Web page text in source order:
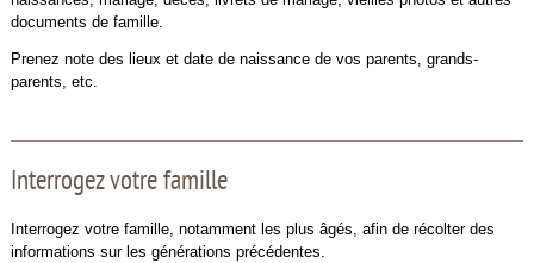
documents de famille.
Prenez note des lieux et date de naissance de vos parents, grands-
parents, etc.
Interrogez votre famille
Interrogez votre famille, notamment les plus âgés, afin de récolter des
informations sur les générations précédentes.